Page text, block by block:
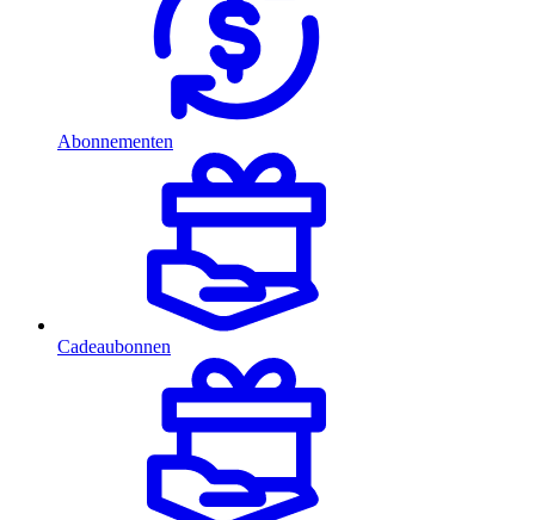
Abonnementen
Cadeaubonnen